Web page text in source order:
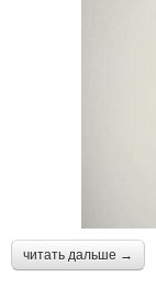
читать дальше →